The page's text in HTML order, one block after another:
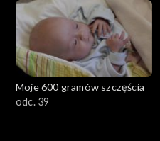
Moje 600 gramów szczęścia
odc. 39